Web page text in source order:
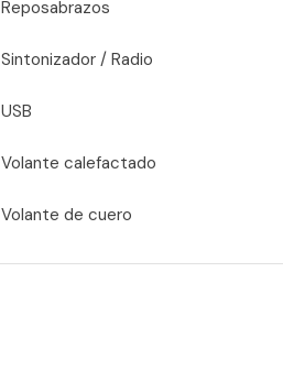
Reposabrazos
Sintonizador / Radio
USB
Volante calefactado
Volante de cuero